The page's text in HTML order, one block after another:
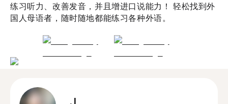
练习听力、改善发音，并且增进口说能力！ 轻松找到外
国人母语者，随时随地都能练习各种外语。